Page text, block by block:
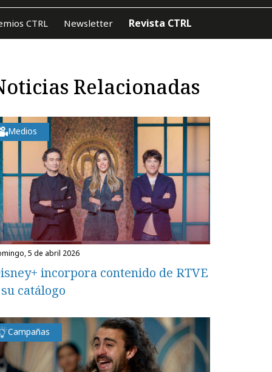
CTRL Newsletter Revista CTRL
Relacionadas
Medios
5 de abril 2026
incorpora contenido de RTVE
catálogo
Campañas